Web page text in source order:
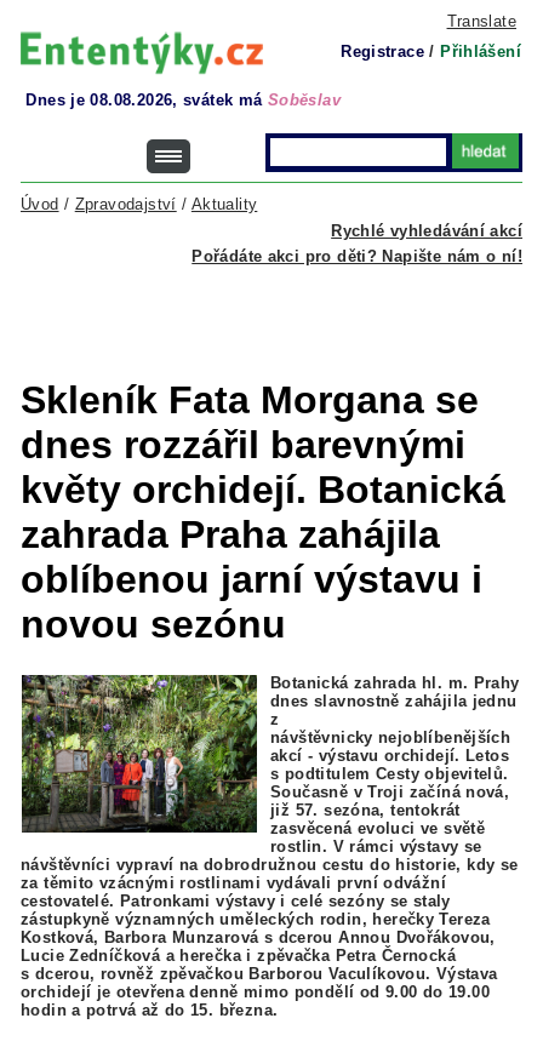
Translate
Registrace / Přihlášení
Dnes je 08.08.2026, svátek má Soběslav
Rychlé vyhledávání akcí
Úvod / Zpravodajství / Aktuality
Pořádáte akci pro děti? Napište nám o ní!
Skleník Fata Morgana se
dnes rozzářil barevnými
květy orchidejí. Botanická
zahrada Praha zahájila
oblíbenou jarní výstavu i
novou sezónu
Botanická zahrada hl. m. Prahy
dnes slavnostně zahájila jednu
z
návštěvnicky nejoblíbenějších
akcí - výstavu orchidejí. Letos
s podtitulem Cesty objevitelů.
Současně v Troji začíná nová,
již 57. sezóna, tentokrát
zasvěcená evoluci ve světě
rostlin. V rámci výstavy se
návštěvníci vypraví na dobrodružnou cestu do historie, kdy se
za těmito vzácnými rostlinami vydávali první odvážní
cestovatelé. Patronkami výstavy i celé sezóny se staly
zástupkyně významných uměleckých rodin, herečky Tereza
Kostková, Barbora Munzarová s dcerou Annou Dvořákovou,
Lucie Zedníčková a herečka i zpěvačka Petra Černocká
s dcerou, rovněž zpěvačkou Barborou Vaculíkovou. Výstava
orchidejí je otevřena denně mimo pondělí od 9.00 do 19.00
hodin a potrvá až do 15. března.